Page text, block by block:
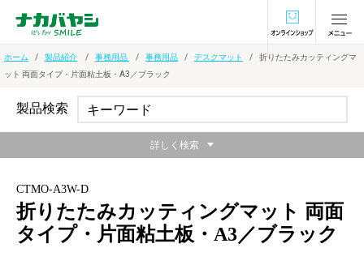
オンラインショ
ホーム 製品紹介 事務用品 事務用品 デスクマット
折りたたみカッティングマ
ット 両面タイプ・片面粘土板・A3／ブラック
CTMO-A3W-D
折りたたみカッティングマット 両面
タイプ・片面粘土板・A3／ブラック
製品検索
詳しく検索